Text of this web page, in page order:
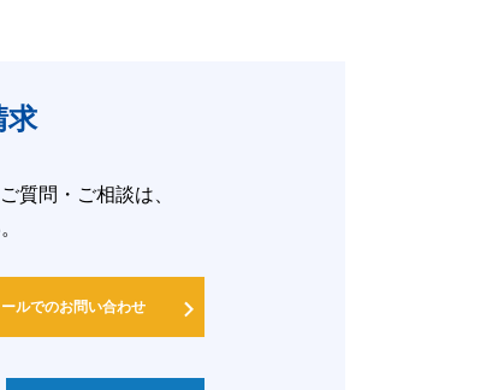
求
質問・ご相談は、
ルでのお問い合わせ